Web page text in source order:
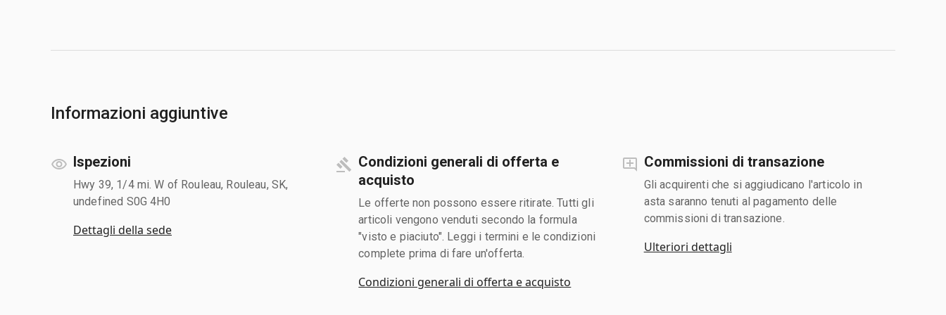
Informazioni aggiuntive
Ispezioni
Hwy 39, 1/4 mi. W of Rouleau, Rouleau, SK,
undefined S0G 4H0
Dettagli della sede
Condizioni generali di offerta e
acquisto
Le offerte non possono essere ritirate. Tutti gli
articoli vengono venduti secondo la formula
"visto e piaciuto". Leggi i termini e le condizioni
complete prima di fare un'offerta.
Condizioni generali di offerta e acquisto
Commissioni di transazione
Gli acquirenti che si aggiudicano l'articolo in
asta saranno tenuti al pagamento delle
commissioni di transazione.
Ulteriori dettagli